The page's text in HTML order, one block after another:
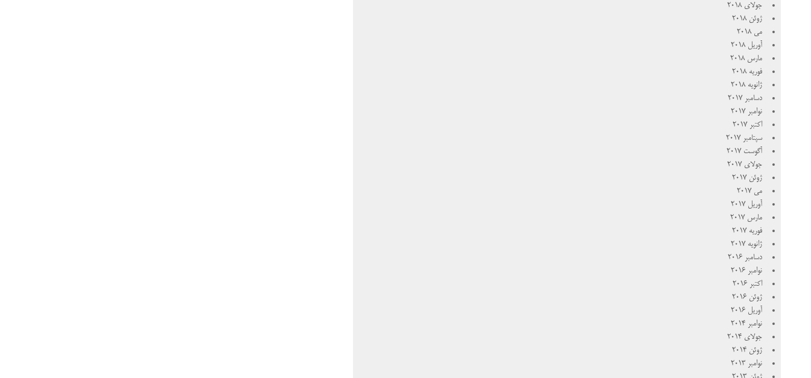
جولای 2018
ژوئن 2018
می 2018
آوریل 2018
مارس 2018
فوریه 2018
ژانویه 2018
دسامبر 2017
نوامبر 2017
اکتبر 2017
سپتامبر 2017
آگوست 2017
جولای 2017
ژوئن 2017
می 2017
آوریل 2017
مارس 2017
فوریه 2017
ژانویه 2017
دسامبر 2016
نوامبر 2016
اکتبر 2016
ژوئن 2016
آوریل 2016
نوامبر 2014
جولای 2014
ژوئن 2014
نوامبر 2013